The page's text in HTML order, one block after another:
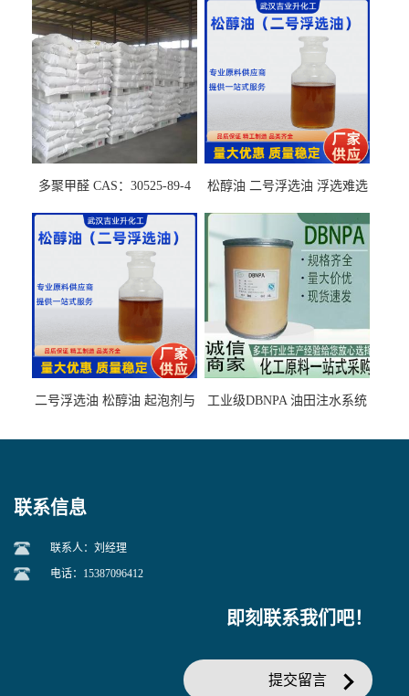
多聚甲醛 CAS：30525-89-4
松醇油 二号浮选油 浮选难选
二号浮选油 松醇油 起泡剂与
工业级DBNPA 油田注水系统
联系信息
联系人：刘经理
电话：15387096412
即刻联系我们吧！
提交留言